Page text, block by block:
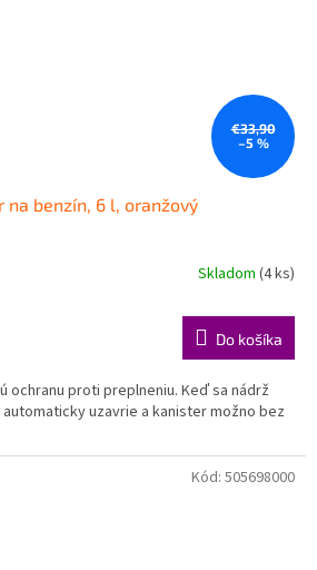
€33,90
–5 %
na benzín, 6 l, oranžový
Skladom (4 ks)
Do košíka
ochranu proti preplneniu. Keď sa nádrž
uzavrie a kanister možno bez
Kód: 505698000